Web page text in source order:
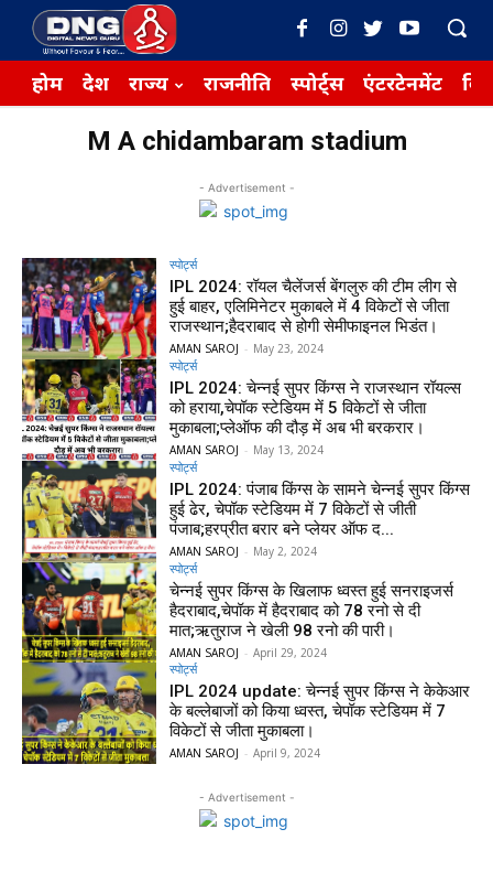
होम देश राज्य राजनीति स्पोर्ट्स एंटरटेनमेंट
M A chidambaram stadium
- Advertisement -
स्पोर्ट्स
IPL 2024: रॉयल चैलेंजर्स बेंगलुरु की टीम लीग से
हुई बाहर, एलिमिनेटर मुकाबले में 4 विकेटों से जीता
राजस्थान;हैदराबाद से होगी सेमीफाइनल भिडंत।
AMAN SAROJ - May 23, 2024
स्पोर्ट्स
IPL 2024: चेन्नई सुपर किंग्स ने राजस्थान रॉयल्स
को हराया,चेपॉक स्टेडियम में 5 विकेटों से जीता
मुकाबला;प्लेऑफ की दौड़ में अब भी बरकरार।
AMAN SAROJ - May 13, 2024
स्पोर्ट्स
IPL 2024: पंजाब किंग्स के सामने चेन्नई सुपर किंग्स
हुई ढेर, चेपॉक स्टेडियम में 7 विकेटों से जीती
पंजाब;हरप्रीत बरार बने प्लेयर ऑफ द...
AMAN SAROJ - May 2, 2024
स्पोर्ट्स
चेन्नई सुपर किंग्स के खिलाफ ध्वस्त हुई सनराइजर्स
हैदराबाद,चेपॉक में हैदराबाद को 78 रनो से दी
मात;ऋतुराज ने खेली 98 रनो की पारी।
AMAN SAROJ - April 29, 2024
स्पोर्ट्स
IPL 2024 update: चेन्नई सुपर किंग्स ने केकेआर
के बल्लेबाजों को किया ध्वस्त, चेपॉक स्टेडियम में 7
विकेटों से जीता मुकाबला।
AMAN SAROJ - April 9, 2024
- Advertisement -